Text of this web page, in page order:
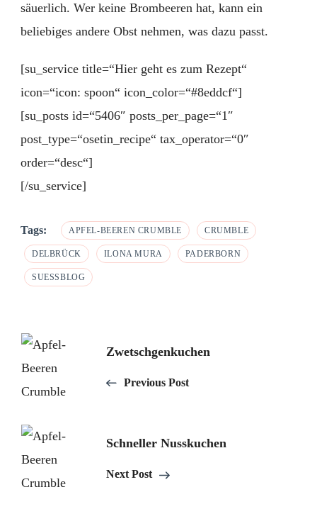
säuerlich. Wer keine Brombeeren hat, kann ein
beliebiges andere Obst nehmen, was dazu passt.
[su_service title=“Hier geht es zum Rezept“
icon=“icon: spoon“ icon_color=“#8eddcf“]
[su_posts id=“5406″ posts_per_page=“1″
post_type=“osetin_recipe“ tax_operator=“0″
order=“desc“]
[/su_service]
Tags: APFEL-BEEREN CRUMBLE CRUMBLE
DELBRÜCK ILONA MURA PADERBORN
SUESSBLOG
Post
Navigation
Zwetschgenkuchen
Previous Post
Schneller Nusskuchen
Next Post